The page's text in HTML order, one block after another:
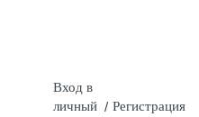
Вход в
личный / Регистрация